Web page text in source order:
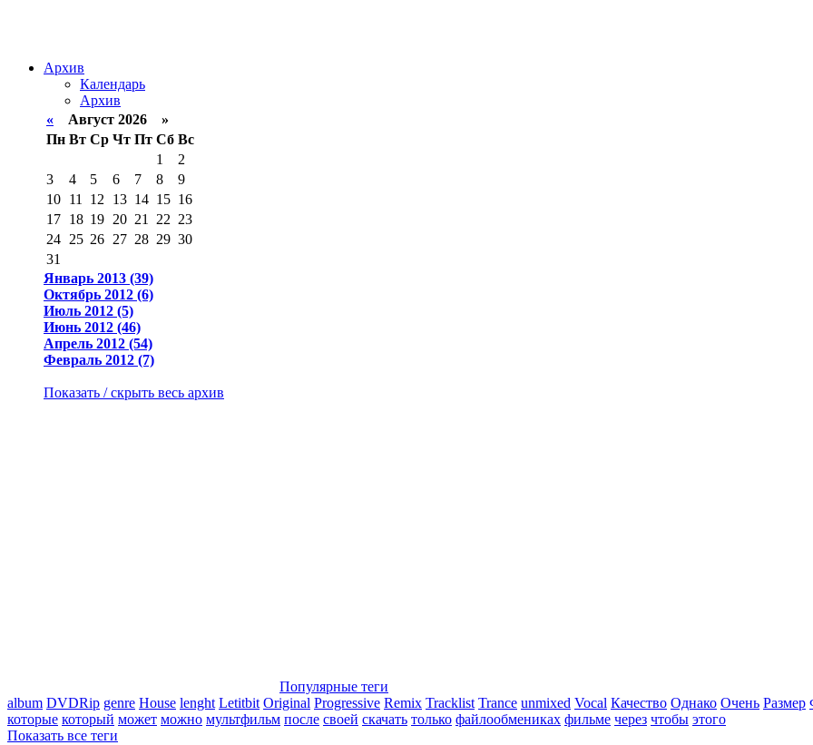
Архив
Календарь
Архив
« Август 2026 »
Пн Вт Ср Чт Пт Сб Вс
1
2
3
4 5 6 7 8
9
10 11 12 13 14 15 16
17 18 19 20 21 22 23
24 25 26 27 28 29 30
31
Январь 2013 (39)
Октябрь 2012 (6)
Июль 2012 (5)
Июнь 2012 (46)
Апрель 2012 (54)
Февраль 2012 (7)
Показать / скрыть весь архив
Популярные теги
album DVDRip genre House lenght Letitbit Original Progressive Remix Tracklist Trance unmixed Vocal Качество Однако Очень Размер
которые который может можно мультфильм после своей скачать только файлообмениках фильме через чтобы этого
Показать все теги